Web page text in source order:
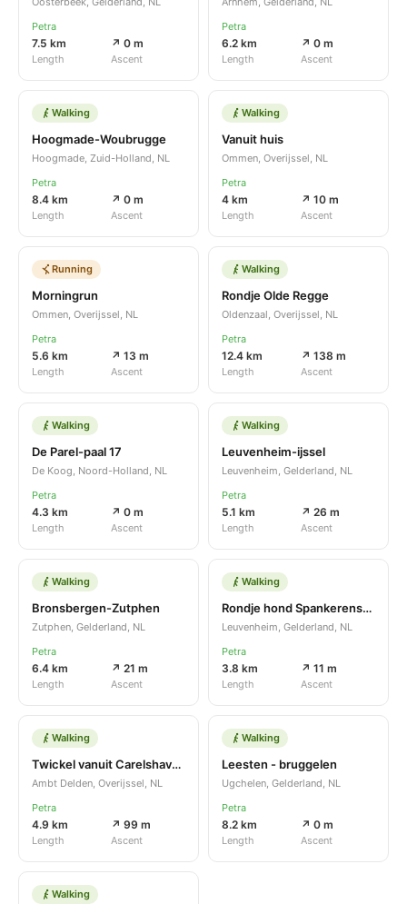
Petra
7.5 km
Length
↗ 0 m
Ascent
Petra
6.2 km
Length
↗ 0 m
Ascent
Walking
Hoogmade-Woubrugge
Hoogmade, Zuid-Holland, NL
Petra
8.4 km
Length
↗ 0 m
Ascent
Walking
Vanuit huis
Ommen, Overijssel, NL
Petra
4 km
Length
↗ 10 m
Ascent
Running
Morningrun
Ommen, Overijssel, NL
Petra
5.6 km
Length
↗ 13 m
Ascent
Walking
Rondje Olde Regge
Oldenzaal, Overijssel, NL
Petra
12.4 km
Length
↗ 138 m
Ascent
Walking
De Parel-paal 17
De Koog, Noord-Holland, NL
Petra
4.3 km
Length
↗ 0 m
Ascent
Walking
Leuvenheim-ijssel
Leuvenheim, Gelderland, NL
Petra
5.1 km
Length
↗ 26 m
Ascent
Walking
Bronsbergen-Zutphen
Zutphen, Gelderland, NL
Petra
6.4 km
Length
↗ 21 m
Ascent
Walking
Rondje hond Spankerenseweg
Leuvenheim, Gelderland, NL
Petra
3.8 km
Length
↗ 11 m
Ascent
Walking
Twickel vanuit Carelshaven
Ambt Delden, Overijssel, NL
Petra
4.9 km
Length
↗ 99 m
Ascent
Walking
Leesten - bruggelen
Ugchelen, Gelderland, NL
Petra
8.2 km
Length
↗ 0 m
Ascent
Walking